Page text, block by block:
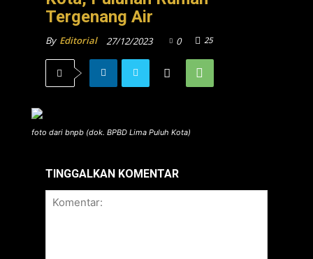
Tergenang Air
By Editorial 27/12/2023 0 25
foto dari bnpb (dok. BPBD Lima Puluh Kota)
TINGGALKAN KOMENTAR